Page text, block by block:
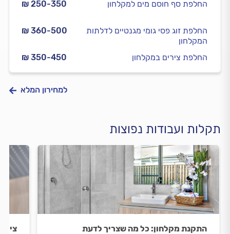
₪ 250-350 החלפת סף חוסם מים למקלחון
₪ 360-500
החלפת זוג פסי גומי מגנטיים לדלתות
המקלחון
₪ 350-450
החלפת צירים במקלחון
למחירון המלא
תקלות ועבודות נפוצות
התקנת מקלחון: כל מה שצריך לדעת